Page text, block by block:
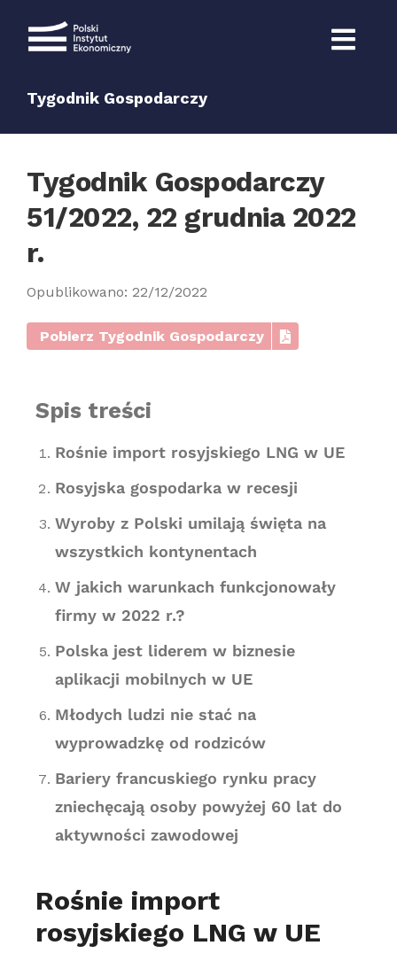
Tygodnik Gospodarczy
Tygodnik Gospodarczy
51/2022, 22 grudnia 2022
r.
Opublikowano: 22/12/2022
Pobierz Tygodnik Gospodarczy
Spis treści
Rośnie import rosyjskiego LNG w UE
Rosyjska gospodarka w recesji
Wyroby z Polski umilają święta na
wszystkich kontynentach
W jakich warunkach funkcjonowały
firmy w 2022 r.?
Polska jest liderem w biznesie
aplikacji mobilnych w UE
Młodych ludzi nie stać na
wyprowadzkę od rodziców
Bariery francuskiego rynku pracy
zniechęcają osoby powyżej 60 lat do
aktywności zawodowej
Rośnie import
rosyjskiego LNG w UE